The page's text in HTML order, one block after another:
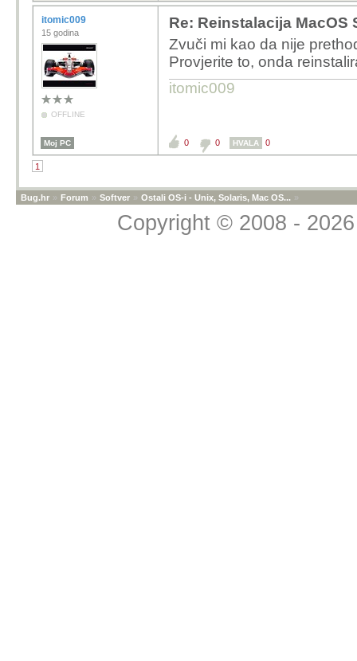
itomic009
15 godina
OFFLINE
Re: Reinstalacija MacOS
Zvuči mi kao da nije
Provjerite to, onda
itomic009
Moj PC 0 0 HVALA 0
1
Bug.hr » Forum » Softver » Ostali OS-i - Unix, Solaris, Mac OS... »
Copyright © 2008 -